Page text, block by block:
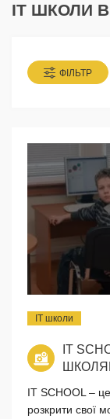
IT ШКОЛИ
ФІЛЬТР
IT школи
IT
IT SCHOOL –
розкрити свої